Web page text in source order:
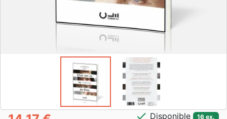
check Disponible 16 ex.